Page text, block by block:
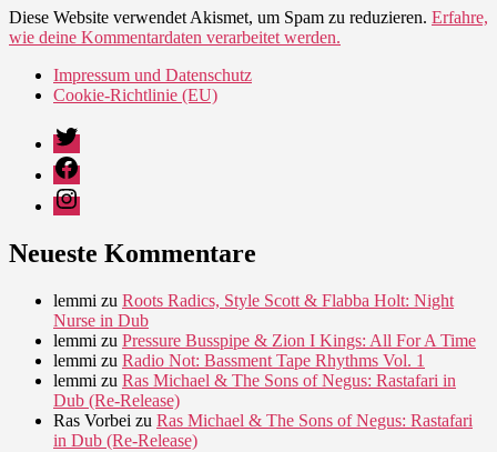
Diese Website verwendet Akismet, um Spam zu reduzieren. Erfahre,
wie deine Kommentardaten verarbeitet werden.
Impressum und Datenschutz
Cookie-Richtlinie (EU)
Twitter
Facebook
Instagram
Neueste Kommentare
lemmi zu Roots Radics, Style Scott & Flabba Holt: Night
Nurse in Dub
lemmi zu Pressure Busspipe & Zion I Kings: All For A Time
lemmi zu Radio Not: Bassment Tape Rhythms Vol. 1
lemmi zu Ras Michael & The Sons of Negus: Rastafari in
Dub (Re-Release)
Ras Vorbei zu Ras Michael & The Sons of Negus: Rastafari
in Dub (Re-Release)